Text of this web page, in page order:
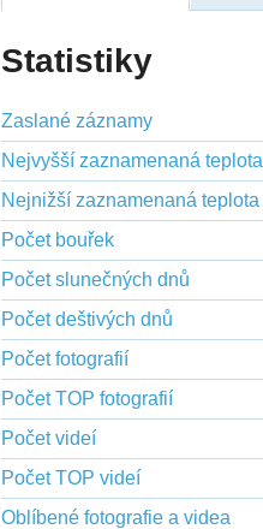
Statistiky
Zaslané záznamy
Nejvyšší zaznamenaná teplota
Nejnižší zaznamenaná teplota
Počet bouřek
Počet slunečných dnů
Počet deštivých dnů
Počet fotografií
Počet TOP fotografií
Počet videí
Počet TOP videí
Oblíbené fotografie a videa